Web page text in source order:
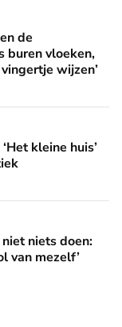
‘Zelfs als
de
buren vloeken,
wijzen’
biedt fijne
kleine huis’
‘Ik word soms
niets doen:
van mezelf’